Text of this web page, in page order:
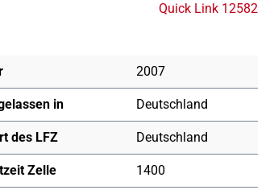
Quick Link 12582
2007
in Deutschland
des LFZ Deutschland
Zelle 1400